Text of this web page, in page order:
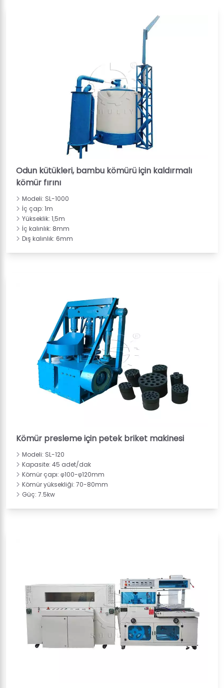
Odun kütükleri, bambu kömürü için kaldırmalı
kömür fırını
Modeli: SL-1000
İç çap: 1m
Yükseklik: 1,5m
İç kalınlık: 8mm
Dış kalınlık: 6mm
Kömür presleme için petek briket makinesi
Modeli: SL-120
Kapasite: 45 adet/dak
Kömür çapı: φ100-φ120mm
Kömür yüksekliği: 70-80mm
Güç: 7.5kw